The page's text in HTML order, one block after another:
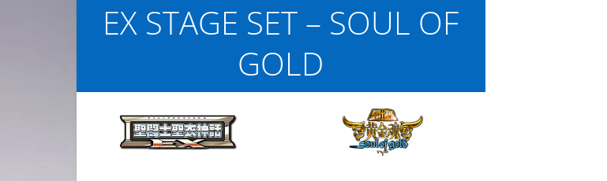
EX STAGE SET – SOUL OF
GOLD